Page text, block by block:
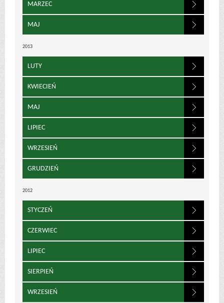
MARZEC
MAJ
2013
LUTY
KWIECIEŃ
MAJ
LIPIEC
WRZESIEŃ
GRUDZIEŃ
2012
STYCZEŃ
CZERWIEC
LIPIEC
SIERPIEŃ
WRZESIEŃ